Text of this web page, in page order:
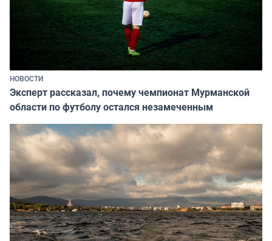
НОВОСТИ
Эксперт рассказал, почему чемпионат Мурманской
области по футболу остался незамеченным